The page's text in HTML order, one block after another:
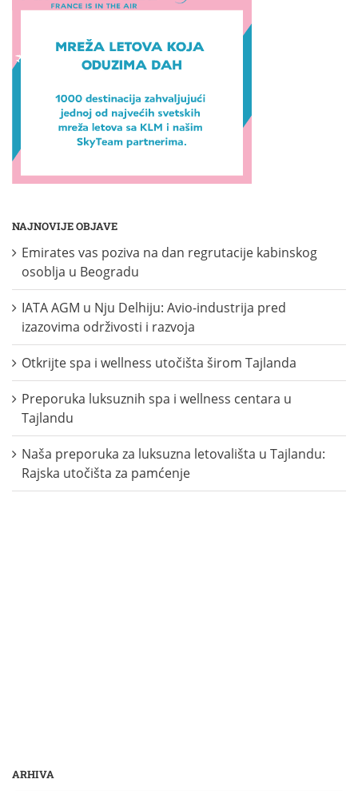
NAJNOVIJE OBJAVE
Emirates vas poziva na dan regrutacije kabinskog
osoblja u Beogradu
IATA AGM u Nju Delhiju: Avio-industrija pred
izazovima održivosti i razvoja
Otkrijte spa i wellness utočišta širom Tajlanda
Preporuka luksuznih spa i wellness centara u
Tajlandu
Naša preporuka za luksuzna letovališta u Tajlandu:
Rajska utočišta za pamćenje
ARHIVA